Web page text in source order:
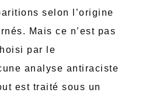
selon l’origine
Mais ce n’est pas
par le
analyse antiraciste
est traité sous un